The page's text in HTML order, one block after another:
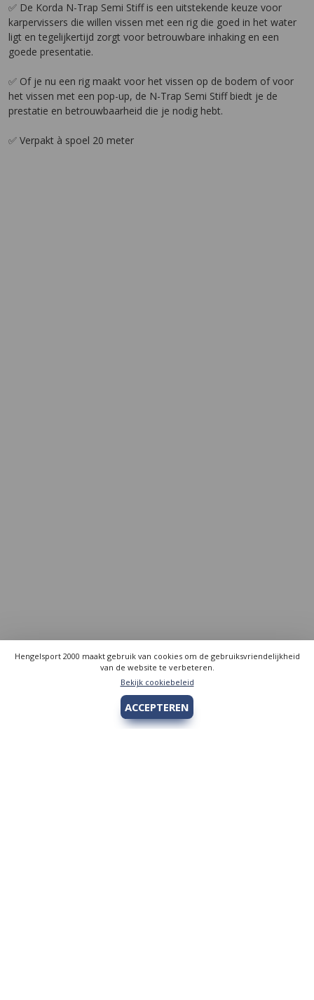
✅ De Korda N-Trap Semi Stiff is een uitstekende keuze voor
karpervissers die willen vissen met een rig die goed in het water
ligt en tegelijkertijd zorgt voor betrouwbare inhaking en een
goede presentatie.
✅ Of je nu een rig maakt voor het vissen op de bodem of voor
het vissen met een pop-up, de N-Trap Semi Stiff biedt je de
prestatie en betrouwbaarheid die je nodig hebt.
✅ Verpakt à spoel 20 meter
Hengelsport 2000 maakt gebruik van cookies om de gebruiksvriendelijkheid
van de website te verbeteren.
Bekijk cookiebeleid
ACCEPTEREN